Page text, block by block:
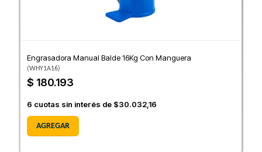
Engrasadora Manual Balde 16Kg Con Manguera
(WHY1A16)
$ 180.193
6 cuotas sin interés de $30.032,16
AGREGAR